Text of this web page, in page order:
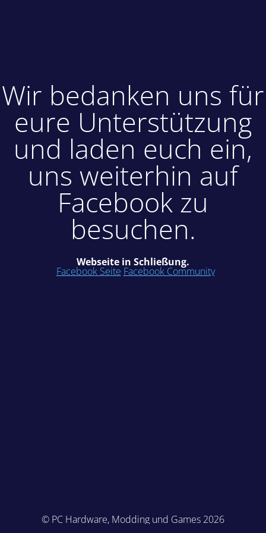
Wir bedanken uns für
eure Unterstützung
und laden euch ein,
uns weiterhin auf
Facebook zu
besuchen.
Webseite in Schließung.
Facebook Seite Facebook Community
© PC Hardware, Modding und Games 2026